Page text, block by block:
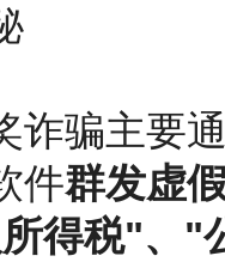
诈骗主要
件群发虚
得税"、"